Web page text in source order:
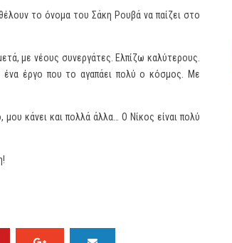
το όνομα του Σάκη Ρουβά να παίζει στο
με νέους συνεργάτες. Ελπίζω καλύτερους.
έργο που το αγαπάει πολύ ο κόσμος. Με
κάνει και πολλά άλλα… Ο Νίκος είναι πολύ